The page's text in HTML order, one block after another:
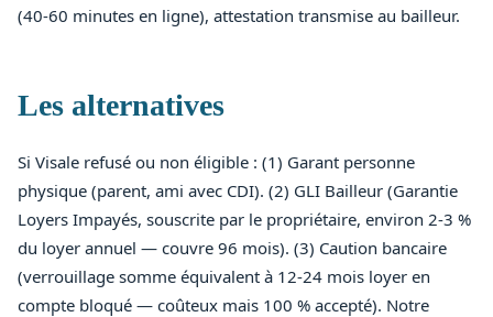
(40-60 minutes en ligne), attestation transmise au bailleur.
Les alternatives
Si Visale refusé ou non éligible : (1) Garant personne
physique (parent, ami avec CDI). (2) GLI Bailleur (Garantie
Loyers Impayés, souscrite par le propriétaire, environ 2-3 %
du loyer annuel — couvre 96 mois). (3) Caution bancaire
(verrouillage somme équivalent à 12-24 mois loyer en
compte bloqué — coûteux mais 100 % accepté). Notre